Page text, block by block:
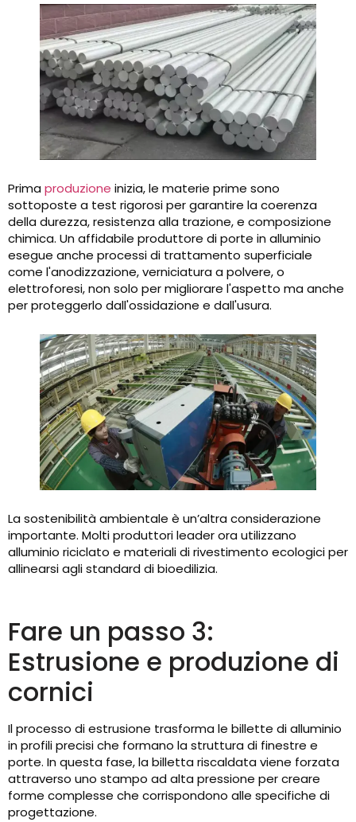
Prima produzione inizia, le materie prime sono
sottoposte a test rigorosi per garantire la coerenza
della durezza, resistenza alla trazione, e composizione
chimica. Un affidabile produttore di porte in alluminio
esegue anche processi di trattamento superficiale
come l'anodizzazione, verniciatura a polvere, o
elettroforesi, non solo per migliorare l'aspetto ma anche
per proteggerlo dall'ossidazione e dall'usura.
La sostenibilità ambientale è un’altra considerazione
importante. Molti produttori leader ora utilizzano
alluminio riciclato e materiali di rivestimento ecologici per
allinearsi agli standard di bioedilizia.
Fare un passo 3:
Estrusione e produzione di
cornici
Il processo di estrusione trasforma le billette di alluminio
in profili precisi che formano la struttura di finestre e
porte. In questa fase, la billetta riscaldata viene forzata
attraverso uno stampo ad alta pressione per creare
forme complesse che corrispondono alle specifiche di
progettazione.